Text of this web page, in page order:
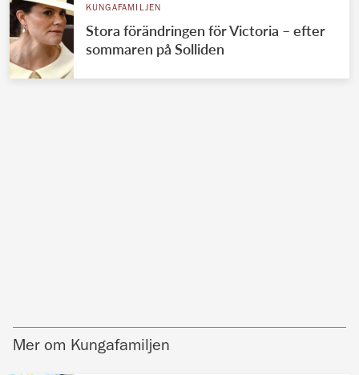
KUNGAFAMILJEN
Stora förändringen för Victoria – efter
sommaren på Solliden
Mer om Kungafamiljen